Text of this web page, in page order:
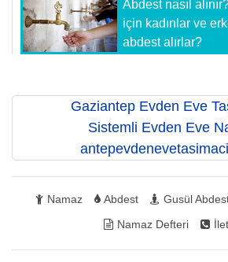
Abdest nasıl
için kadınlar ve
abdest alırlar?
Gaziantep Evden Eve
Sistemli Evden Eve
Namaz Abdest Gusül
Namaz Defteri